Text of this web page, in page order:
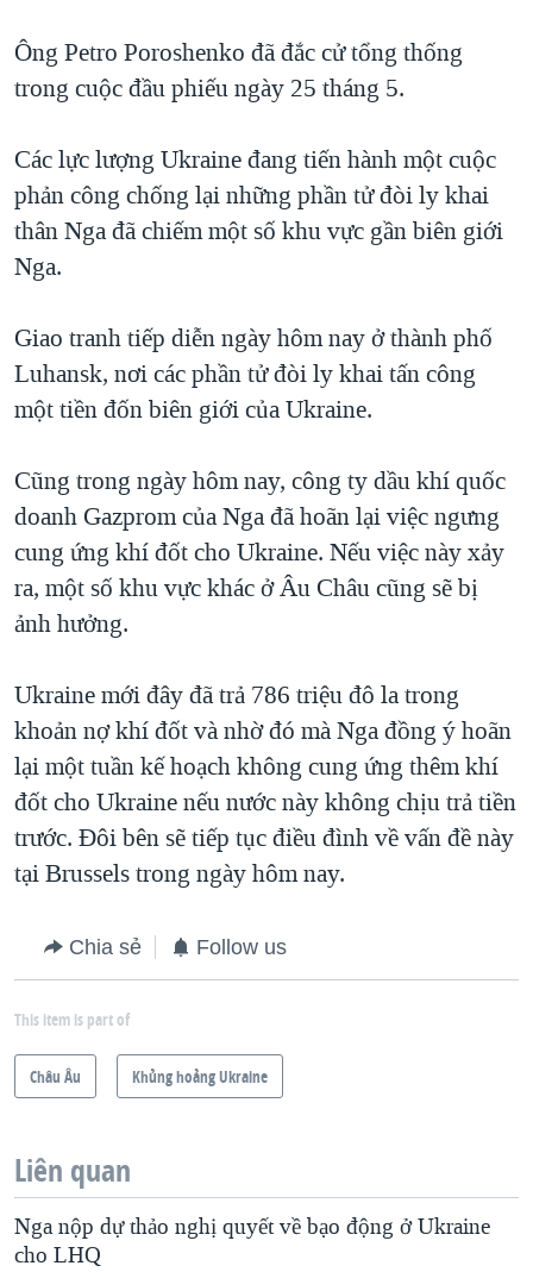
Ông Petro Poroshenko đã đắc cử tổng thống
trong cuộc đầu phiếu ngày 25 tháng 5.
Các lực lượng Ukraine đang tiến hành một cuộc
phản công chống lại những phần tử đòi ly khai
thân Nga đã chiếm một số khu vực gần biên giới
Nga.
Giao tranh tiếp diễn ngày hôm nay ở thành phố
Luhansk, nơi các phần tử đòi ly khai tấn công
một tiền đốn biên giới của Ukraine.
Cũng trong ngày hôm nay, công ty dầu khí quốc
doanh Gazprom của Nga đã hoãn lại việc ngưng
cung ứng khí đốt cho Ukraine. Nếu việc này xảy
ra, một số khu vực khác ở Âu Châu cũng sẽ bị
ảnh hưởng.
Ukraine mới đây đã trả 786 triệu đô la trong
khoản nợ khí đốt và nhờ đó mà Nga đồng ý hoãn
lại một tuần kế hoạch không cung ứng thêm khí
đốt cho Ukraine nếu nước này không chịu trả tiền
trước. Đôi bên sẽ tiếp tục điều đình về vấn đề này
tại Brussels trong ngày hôm nay.
Chia sẻ Follow us
This item is part of
Châu Âu Khủng hoảng Ukraine
Liên quan
Nga nộp dự thảo nghị quyết về bạo động ở Ukraine
cho LHQ